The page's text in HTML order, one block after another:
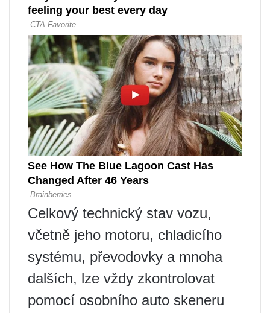
Celkový technický stav vozu,
včetně jeho motoru, chladicího
systému, převodovky a mnoha
dalších, lze vždy zkontrolovat
pomocí osobního auto skeneru